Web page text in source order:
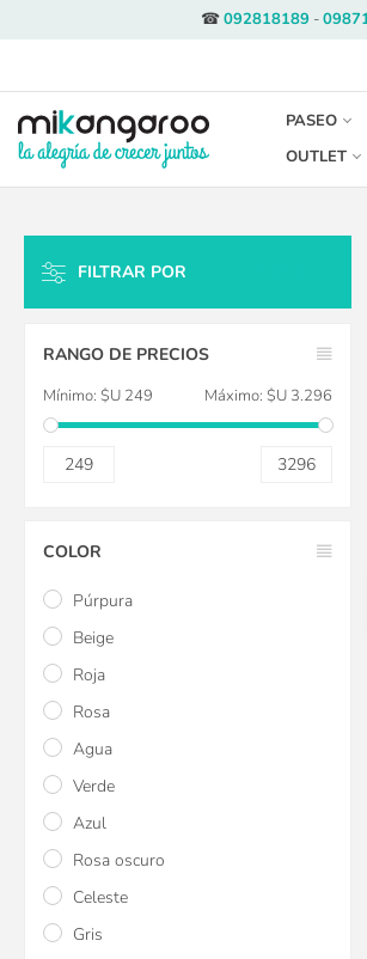
☎092818189-
PASEO
OUTLET
FILTRAR POR
RANGO DE PRECIOS
Mínimo: $U 249 Máximo: $U 3.296
249 3296
COLOR
Púrpura
Beige
Roja
Rosa
Agua
Verde
Azul
Rosa oscuro
Celeste
Gris